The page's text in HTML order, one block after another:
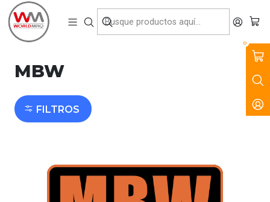
0
VENTA, ARRIENDO Y SERVICIO DE MAQUINARIA PARA LA
CONSTRUCCIÓN, MINERÍA E INDUSTRIA.
Inicio Marcas MBW
MBW
FILTROS